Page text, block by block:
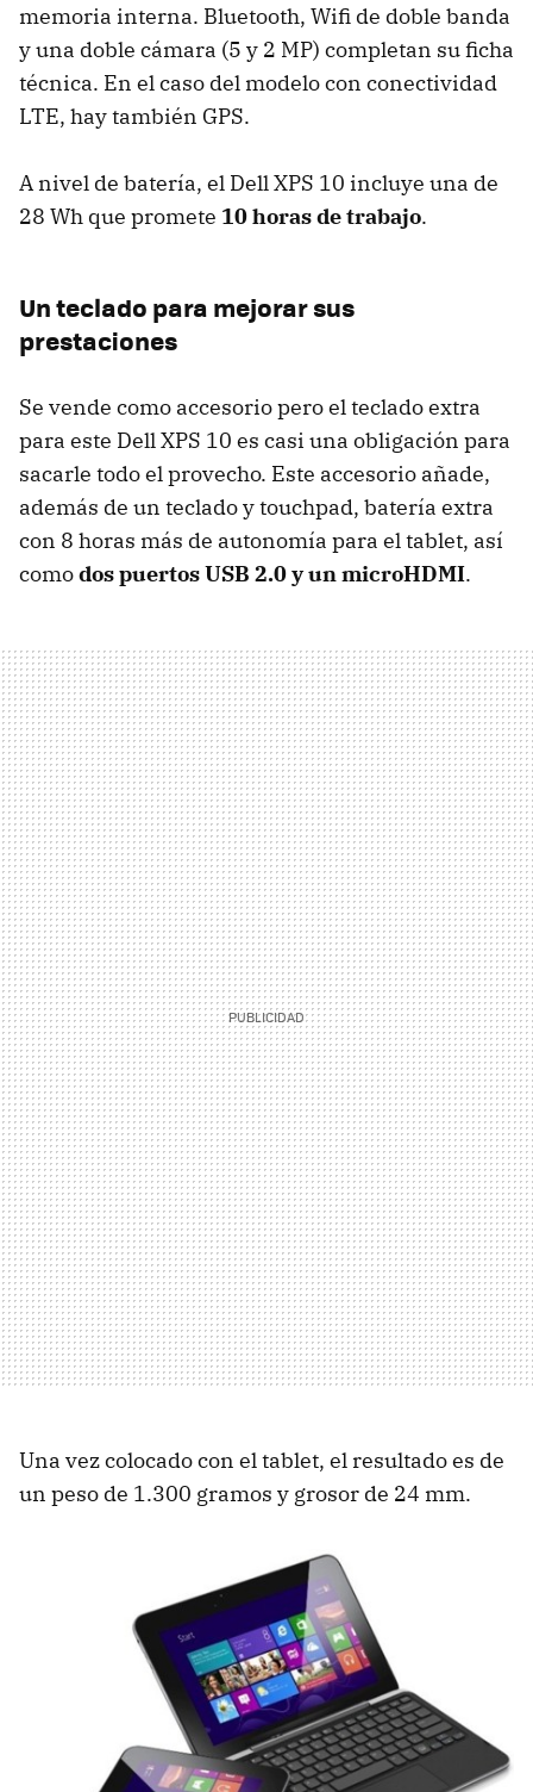
memoria interna. Bluetooth, Wifi de doble banda
y una doble cámara (5 y 2 MP) completan su ficha
técnica. En el caso del modelo con conectividad
LTE, hay también GPS.
A nivel de batería, el Dell XPS 10 incluye una de
28 Wh que promete 10 horas de trabajo.
Un teclado para mejorar sus
prestaciones
Se vende como accesorio pero el teclado extra
para este Dell XPS 10 es casi una obligación para
sacarle todo el provecho. Este accesorio añade,
además de un teclado y touchpad, batería extra
con 8 horas más de autonomía para el tablet, así
comodos puertos USB 2.0 y un microHDMI.
Una vez colocado con el tablet, el resultado es de
un peso de 1.300 gramos y grosor de 24 mm.